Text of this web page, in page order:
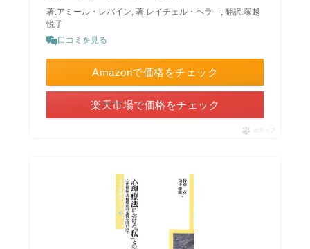
著:アミール・レバイン, 著:レイチェル・ヘラ―, 翻訳:塚越
悦子
口コミを見る
Amazonで価格をチェック
楽天市場で価格をチェック
ポチップ